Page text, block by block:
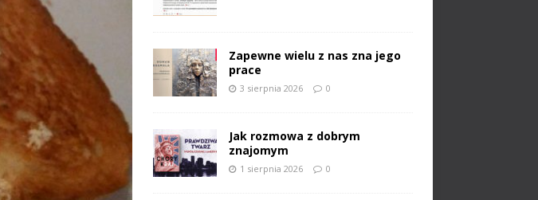
Zapewne wielu z nas zna jego
prace
3 sierpnia 2026 0
Jak rozmowa z dobrym
znajomym
1 sierpnia 2026 0